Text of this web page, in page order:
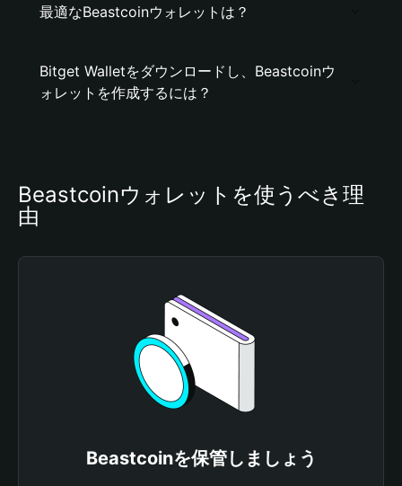
最適なBeastcoinウォレットは？
Bitget Walletをダウンロードし、Beastcoinウ
ォレットを作成するには？
Beastcoinウォレットを使うべき理
由
Beastcoinを保管しましょう